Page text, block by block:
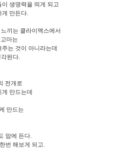
생명력을 띄게 되고
게 만든다.
끼는 클라이맥스에서
마는
는 것이 아니라는데
된다.
전개로
만드는데
만드는
맘에 든다.
번 해보게 되고.